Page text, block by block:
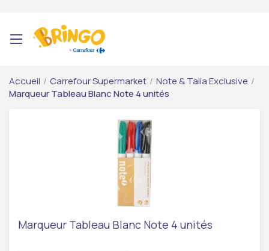
Accueil / Carrefour Supermarket / Note & Talia Exclusive /
Marqueur Tableau Blanc Note 4 unités
Marqueur Tableau Blanc Note 4 unités